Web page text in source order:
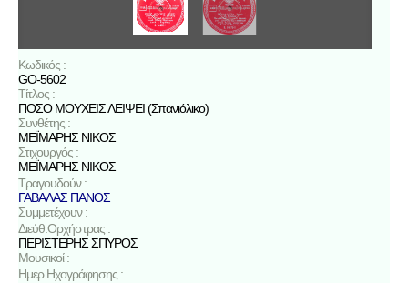
Κωδικός :
GO-5602
Τίτλος :
ΠΟΣΟ ΜΟΥΧΕΙΣ ΛΕΙΨΕΙ (Σπανιόλικο)
Συνθέτης :
ΜΕΪΜΑΡΗΣ ΝΙΚΟΣ
Στιχουργός :
ΜΕΪΜΑΡΗΣ ΝΙΚΟΣ
Τραγουδούν :
ΓΑΒΑΛΑΣ ΠΑΝΟΣ
Συμμετέχουν :
Διεύθ.Ορχήστρας :
ΠΕΡΙΣΤΕΡΗΣ ΣΠΥΡΟΣ
Μουσικοί :
Ημερ.Ηχογράφησης :